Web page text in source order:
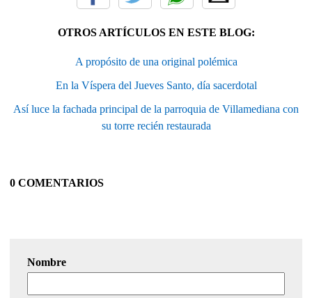
OTROS ARTÍCULOS EN ESTE BLOG:
A propósito de una original polémica
En la Víspera del Jueves Santo, día sacerdotal
Así luce la fachada principal de la parroquia de Villamediana con
su torre recién restaurada
0 COMENTARIOS
Nombre